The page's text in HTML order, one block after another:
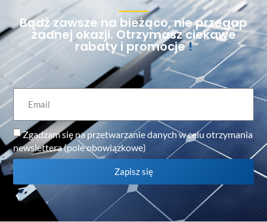
Bądź zawsze na bieżąco, nie przegap
żadnej okazji. Otrzymasz ciekawe
rabaty i promocje!
Zgadzam się na przetwarzanie danych w celu otrzymania
newslettera (pole obowiązkowe)
Zapisz się